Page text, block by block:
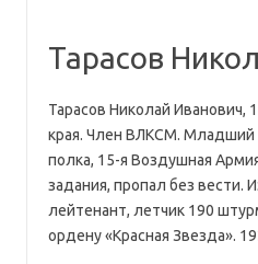
Тарасов
Тарасов Николай Иванович,
края. Член ВЛКСМ. Младший
полка, 15-я Воздушная
задания, пропал без вести.
лейтенант, летчик 190
ордену «Красная Звезда».